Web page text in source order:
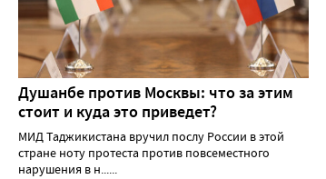
Душанбе против Москвы: что за этим
стоит и куда это приведет?
МИД Таджикистана вручил послу России в этой
стране ноту протеста против повсеместного
нарушения в н......